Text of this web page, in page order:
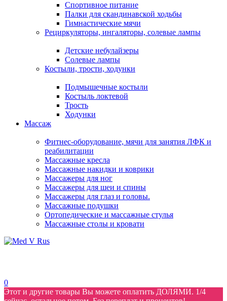
Спортивное питание
Палки для скандинавской ходьбы
Гимнастические мячи
Рециркуляторы, ингаляторы, солевые лампы
Детские небулайзеры
Солевые лампы
Костыли, трости, ходунки
Подмышечные костыли
Костыль локтевой
Трость
Ходунки
Массаж
Фитнес-оборудование, мячи для занятия ЛФК и
реабилитации
Массажные кресла
Массажные накидки и коврики
Массажеры для ног
Массажеры для шеи и спины
Массажеры для глаз и головы.
Массажные подушки
Ортопедические и массажные стулья
Массажные столы и кровати
0
Этот и другие товары Вы можете оплатить ДОЛЯМИ. 1/4